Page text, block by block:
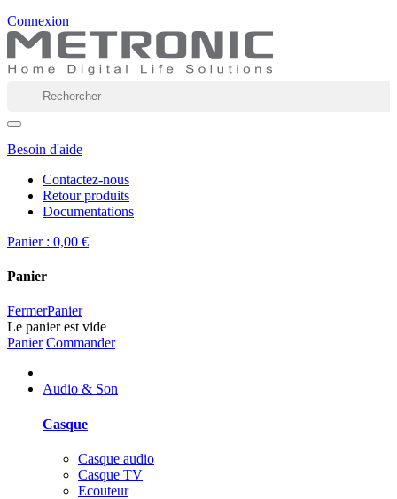
Connexion
Besoin d'aide
Contactez-nous
Retour produits
Documentations
Panier : 0,00 €
Panier
FermerPanier
Le panier est vide
Panier Commander
Audio & Son
Casque
Casque audio
Casque TV
Ecouteur